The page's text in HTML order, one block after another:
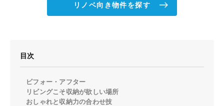
リノベ向き物件を探す
目次
ビフォー・アフター
リビングこそ収納が欲しい場所
おしゃれと収納力の合わせ技